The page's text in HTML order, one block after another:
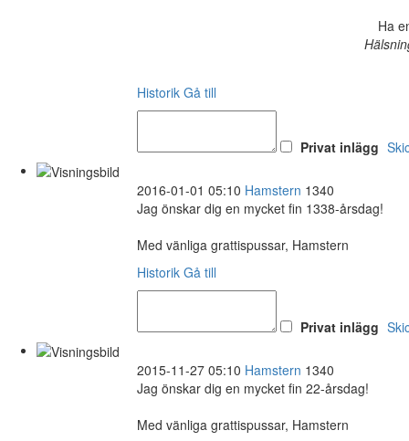
Ha
Historik Gå till
Privat inlägg
2016-01-01 05:10 Hamstern 1340
Jag önskar dig en mycket fin 1338-årsdag!
Med vänliga grattispussar, Hamstern
Historik Gå till
Privat inlägg
2015-11-27 05:10 Hamstern 1340
Jag önskar dig en mycket fin 22-årsdag!
Med vänliga grattispussar, Hamstern